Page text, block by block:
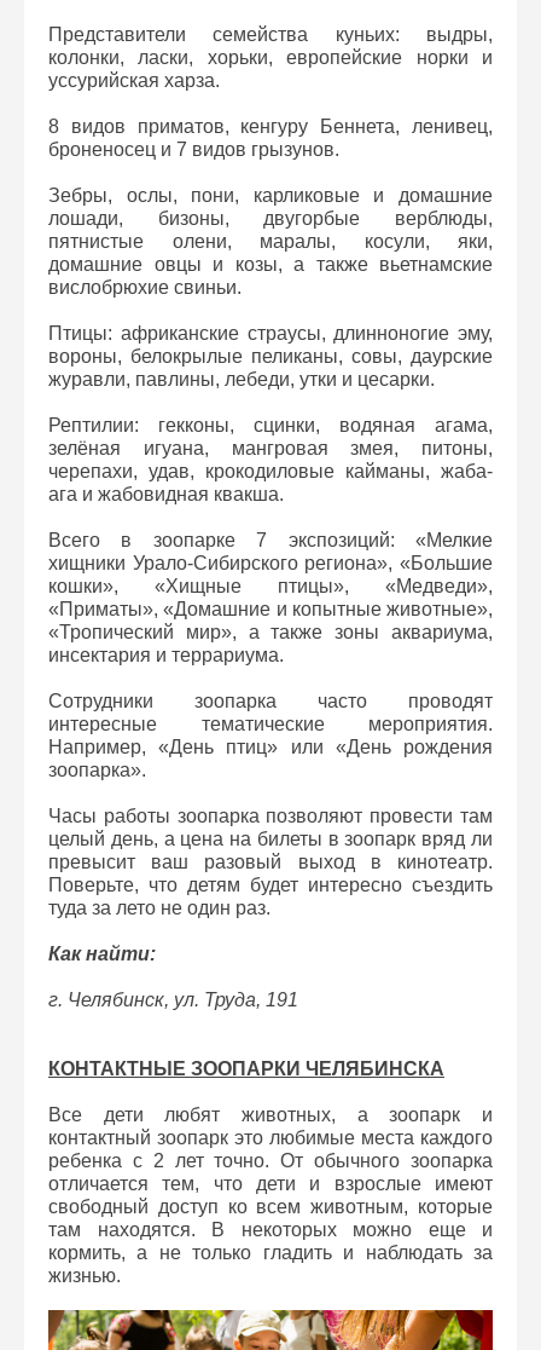
Представители семейства куньих: выдры,
колонки, ласки, хорьки, европейские норки и
уссурийская харза.
8 видов приматов, кенгуру Беннета, ленивец,
броненосец и 7 видов грызунов.
Зебры, ослы, пони, карликовые и домашние
лошади, бизоны, двугорбые верблюды,
пятнистые олени, маралы, косули, яки,
домашние овцы и козы, а также вьетнамские
вислобрюхие свиньи.
Птицы: африканские страусы, длинноногие эму,
вороны, белокрылые пеликаны, совы, даурские
журавли, павлины, лебеди, утки и цесарки.
Рептилии: гекконы, сцинки, водяная агама,
зелёная игуана, мангровая змея, питоны,
черепахи, удав, крокодиловые кайманы, жаба-
ага и жабовидная квакша.
Всего в зоопарке 7 экспозиций: «Мелкие
хищники Урало-Сибирского региона», «Большие
кошки», «Хищные птицы», «Медведи»,
«Приматы», «Домашние и копытные животные»,
«Тропический мир», а также зоны аквариума,
инсектария и террариума.
Сотрудники зоопарка часто проводят
интересные тематические мероприятия.
Например, «День птиц» или «День рождения
зоопарка».
Часы работы зоопарка позволяют провести там
целый день, а цена на билеты в зоопарк вряд ли
превысит ваш разовый выход в кинотеатр.
Поверьте, что детям будет интересно съездить
туда за лето не один раз.
Как найти:
г. Челябинск, ул. Труда, 191
КОНТАКТНЫЕ ЗООПАРКИ ЧЕЛЯБИНСКА
Все дети любят животных, а зоопарк и
контактный зоопарк это любимые места каждого
ребенка с 2 лет точно. От обычного зоопарка
отличается тем, что дети и взрослые имеют
свободный доступ ко всем животным, которые
там находятся. В некоторых можно еще и
кормить, а не только гладить и наблюдать за
жизнью.